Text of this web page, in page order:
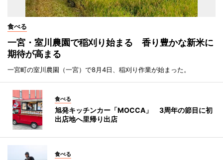
食べる
一宮・室川農園で稲刈り始まる 香り豊かな新米に
期待が高まる
一宮町の室川農園（一宮）で8月4日、稲刈り作業が始まった。
食べる
旭発キッチンカー「MOCCA」 3周年の節目に初
出店地へ里帰り出店
食べる